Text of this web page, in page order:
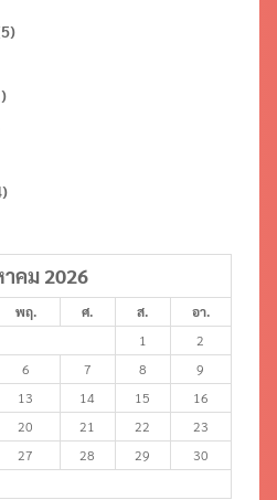
คม 2026
พฤ. ศ. ส.
อา.
1
2
6 7 8
9
13 14 15
16
20 21 22
23
27 28 29
30